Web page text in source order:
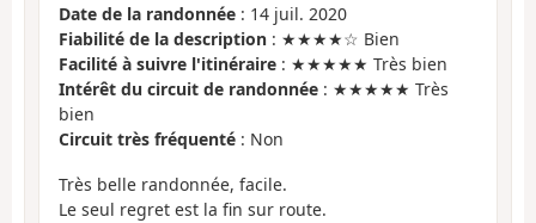
Date de la randonnée : 14 juil. 2020
Fiabilité de la description : ★★★★☆ Bien
Facilité à suivre l'itinéraire : ★★★★★ Très bien
Intérêt du circuit de randonnée : ★★★★★ Très
bien
Circuit très fréquenté : Non
Très belle randonnée, facile.
Le seul regret est la fin sur route.